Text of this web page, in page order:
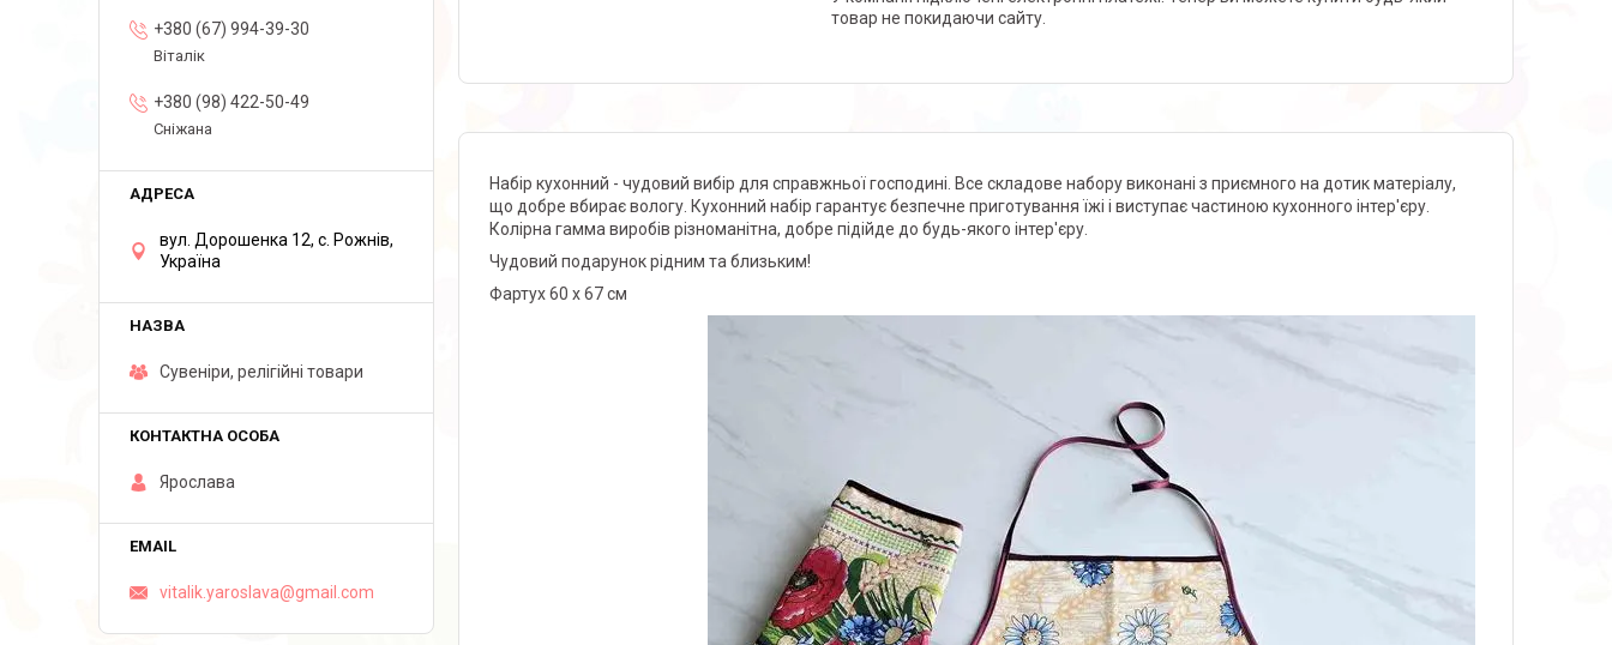
товар не покидаючи сайту.
Набір кухонний - чудовий вибір для справжньої господині. Все складове набору виконані з приємного на дотик матеріалу,
що добре вбирає вологу. Кухонний набір гарантує безпечне приготування їжі і виступає частиною кухонного інтер'єру.
Колірна гамма виробів різноманітна, добре підійде до будь-якого інтер'єру.
Чудовий подарунок рідним та близьким!
Фартух 60 х 67 см
+380 (67) 994-39-30
Віталік
+380 (98) 422-50-49
Сніжана
вул. Дорошенка 12, с. Рожнів,
Україна
Сувеніри, релігійні товари
Ярослава
vitalik.yaroslava@gmail.com